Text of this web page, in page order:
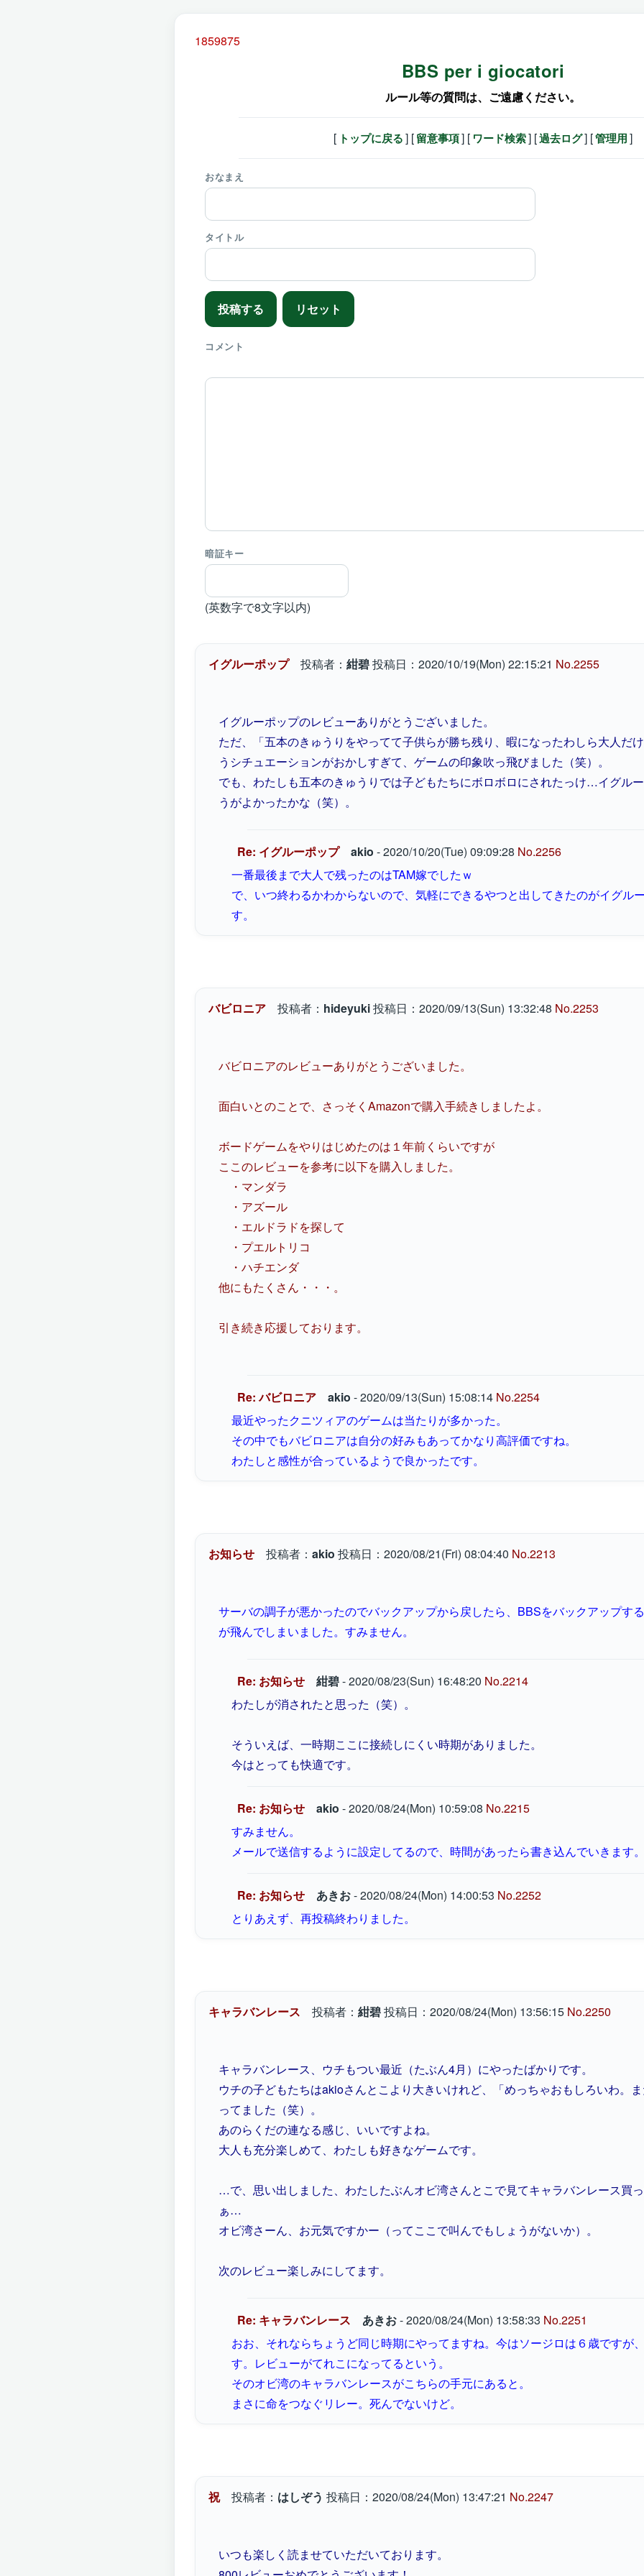
1859875
BBS per i giocatori
ルール等の質問は、ご遠慮ください。
[ トップに戻る] [留意事項] [ ワード検索] [過去ログ] [管理用]
おなまえ
タイトル
コメント
暗証キー
(英数字で8文字以内)
イグルーポップ投稿者： 紺碧投稿日：2020/10/19(Mon) 22:15:21 No.2255
イグルーポップのレビューありがとうございました。
ただ、「五本のきゅうりをやってて子供らが勝ち残り、暇になったわしら大人だ
うシチュエーションがおかしすぎて、ゲームの印象吹っ飛びました（笑）。
でも、わたしも五本のきゅうりでは子どもたちにボロボロにされたっけ…イグル
うがよかったかな（笑）。
Re: イグルーポップ akio - 2020/10/20(Tue) 09:09:28 No.2256
一番最後まで大人で残ったのはTAM嫁でしたｗ
で、いつ終わるかわからないので、気軽にできるやつと出してきたのがイグル
す。
バビロニア 投稿者： hideyuki投稿日：2020/09/13(Sun) 13:32:48 No.2253
バビロニアのレビューありがとうございました。
面白いとのことで、さっそくAmazonで購入手続きしましたよ。
ボードゲームをやりはじめたのは１年前くらいですが
ここのレビューを参考に以下を購入しました。
・マンダラ
・アズール
・エルドラドを探して
・プエルトリコ
・ハチエンダ
他にもたくさん・・・。
引き続き応援しております。
Re: バビロニア akio - 2020/09/13(Sun) 15:08:14 No.2254
最近やったクニツィアのゲームは当たりが多かった。
その中でもバビロニアは自分の好みもあってかなり高評価ですね。
わたしと感性が合っているようで良かったです。
お知らせ 投稿者： akio 投稿日：2020/08/21(Fri) 08:04:40 No.2213
サーバの調子が悪かったのでバックアップから戻したら、BBSをバックアップす
が飛んでしまいました。すみません。
Re: お知らせ 紺碧- 2020/08/23(Sun) 16:48:20 No.2214
わたしが消されたと思った（笑）。
そういえば、一時期ここに接続しにくい時期がありました。
今はとっても快適です。
Re: お知らせ akio - 2020/08/24(Mon) 10:59:08 No.2215
すみません。
メールで送信するように設定してるので、時間があったら書き込んでいきます。
Re: お知らせ あきお- 2020/08/24(Mon) 14:00:53 No.2252
とりあえず、再投稿終わりました。
キャラバンレース 投稿者： 紺碧投稿日：2020/08/24(Mon) 13:56:15 No.2250
キャラバンレース、ウチもつい最近（たぶん4月）にやったばかりです。
ウチの子どもたちはakioさんとこより大きいけれど、「めっちゃおもしろいわ。
ってました（笑）。
あのらくだの連なる感じ、いいですよね。
大人も充分楽しめて、わたしも好きなゲームです。
…で、思い出しました、わたしたぶんオビ湾さんとこで見てキャラバンレース買
ぁ…
オビ湾さーん、お元気ですかー（ってここで叫んでもしょうがないか）。
次のレビュー楽しみにしてます。
Re: キャラバンレース あきお- 2020/08/24(Mon) 13:58:33 No.2251
おお、それならちょうど同じ時期にやってますね。今はソージロは６歳ですが
す。レビューがてれこになってるという。
そのオビ湾のキャラバンレースがこちらの手元にあると。
まさに命をつなぐリレー。死んでないけど。
祝投稿者： はしぞう 投稿日：2020/08/24(Mon) 13:47:21 No.2247
いつも楽しく読ませていただいております。